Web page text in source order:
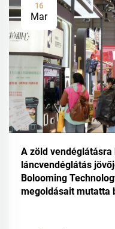
16
Mar
A zöld vendéglátásra
láncvendéglátás
Bolooming
megoldásait mutatta